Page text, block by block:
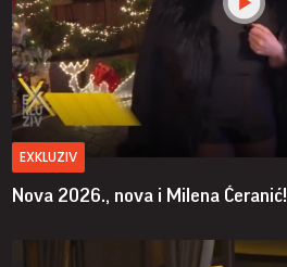
EXKLUZIV
Nova 2026., nova i Milena Ćeranić!